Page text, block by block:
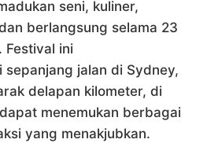
seni, kuliner,
berlangsung selama 23
ini
jalan di Sydney,
delapan kilometer, di
menemukan berbagai
yang menakjubkan.